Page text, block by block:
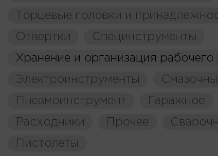
Торцевые головки и
Отвертки
Специнструменты
Хранение и организация рабочего
Электроинструменты
Пневмоинструмент
Гаражное
Расходники
Прочее
Пистолеты